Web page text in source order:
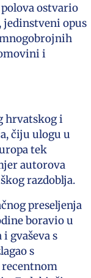
ostvario
jedinstveni opus
mnogobrojnih
i
hrvatskog i
čiju ulogu u
tek
autorova
razdoblja.
preseljenja
boravio u
gvaševa s
s